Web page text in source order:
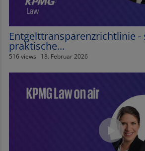
Entgelttransparenzrichtlinie -
praktische...
516 views 18. Februar 2026